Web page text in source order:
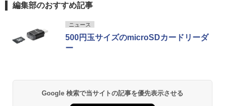
編集部のおすすめ記事
ニュース
500円玉サイズのmicroSDカードリーダ
ー
Google 検索で当サイトの記事を優先表示させる